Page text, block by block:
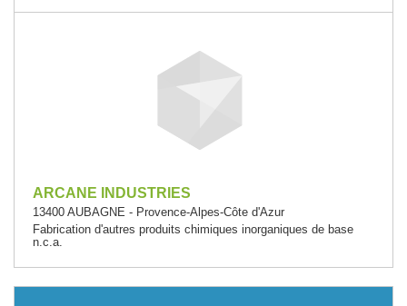
ARCANE INDUSTRIES
13400 AUBAGNE - Provence-Alpes-Côte d'Azur
Fabrication d'autres produits chimiques inorganiques de base
n.c.a.